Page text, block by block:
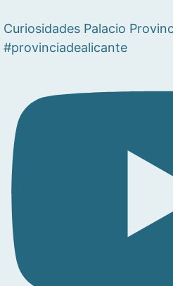
Curiosidades Palacio
#provinciadealicante